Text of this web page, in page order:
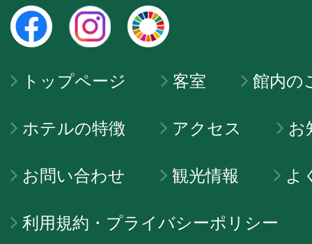
トップページ 客室 館内の
ホテルの特徴 アクセス お
お問い合わせ 観光情報 よ
利用規約・プライバシーポリシー